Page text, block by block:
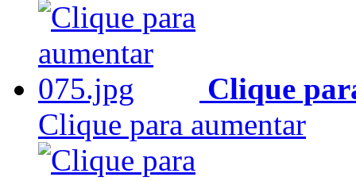
Clique
Clique para aumentar